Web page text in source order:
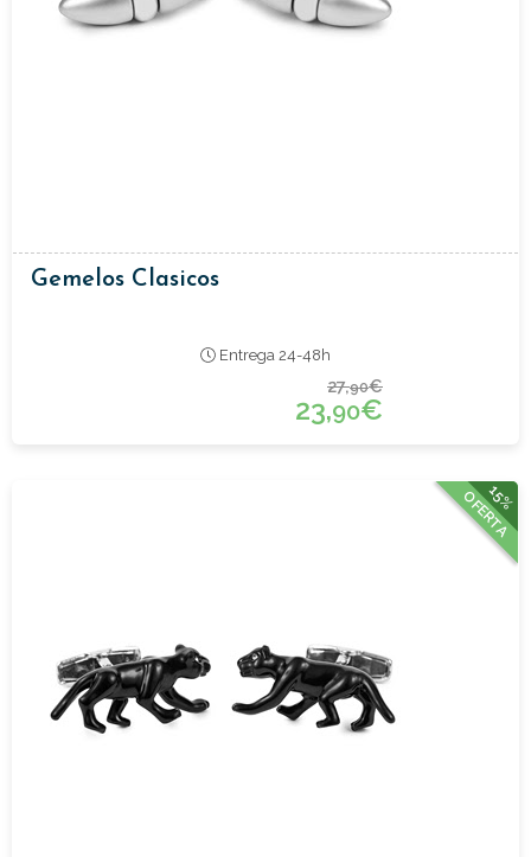
Gemelos Clasicos
Entrega 24-48h
27,90€
23,90€
15%
OFERTA